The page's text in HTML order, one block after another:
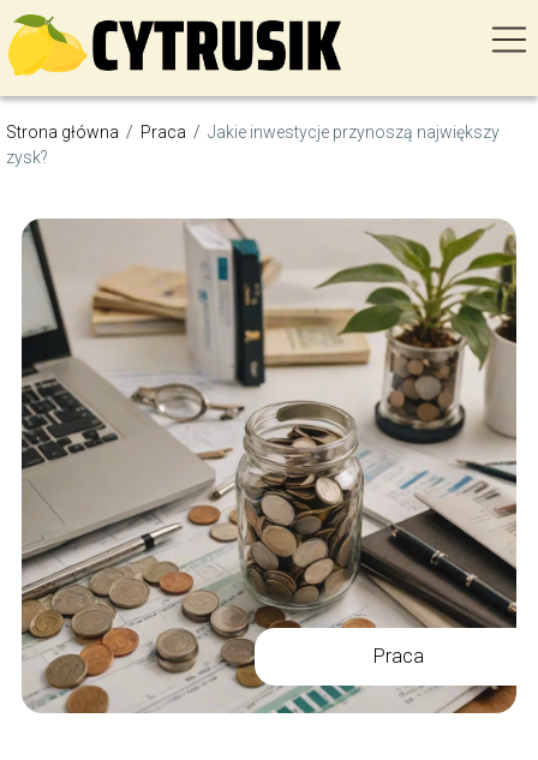
Strona główna / Praca / Jakie inwestycje przynoszą największy
zysk?
Praca